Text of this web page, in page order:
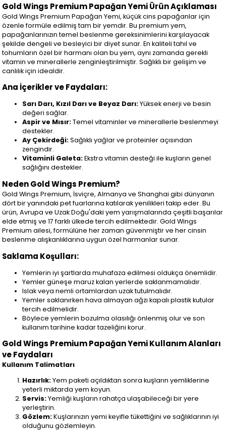
Gold Wings Premium Papağan Yemi Ürün Açıklaması
Gold Wings Premium Papağan Yemi, küçük cins papağanlar için
özenle formüle edilmiş tam bir yemdir. Bu premium yem,
papağanlarınızın temel beslenme gereksinimlerini karşılayacak
şekilde dengeli ve besleyici bir diyet sunar. En kaliteli tahıl ve
tohumların özel bir harmanı olan bu yem, aynı zamanda gerekli
vitamin ve minerallerle zenginleştirilmiştir. Sağlıklı bir gelişim ve
canlılık için idealdir.
Ana İçerikler ve Faydaları:
Sarı Darı, Kızıl Darı ve Beyaz Darı:Yüksek enerji ve besin
değeri sağlar.
Aspir ve Mısır:Temel vitaminler ve minerallerle beslenmeyi
destekler.
Ay Çekirdeği:Sağlıklı yağlar ve proteinler açısından
zengindir.
Vitaminli Galeta:Ekstra vitamin desteği ile kuşların genel
sağlığını destekler.
Neden Gold Wings Premium?
Gold Wings Premium, İsviçre, Almanya ve Shanghai gibi dünyanın
dört bir yanındaki pet fuarlarına katılarak yenilikleri takip eder. Bu
ürün, Avrupa ve Uzak Doğu'daki yem yarışmalarında çeşitli başarılar
elde etmiş ve 17 farklı ülkede tercih edilmektedir. Gold Wings
Premium ailesi, formülüne her zaman güvenmiştir ve her cinsin
beslenme alışkanlıklarına uygun özel harmanlar sunar.
Saklama Koşulları:
Yemlerin iyi şartlarda muhafaza edilmesi oldukça önemlidir.
Yemler güneşe maruz kalan yerlerde saklanmamalıdır.
Islak veya nemli ortamlardan uzak tutulmalıdır.
Yemler saklanırken hava almayan ağzı kapalı plastik kutular
tercih edilmelidir.
Böylece yemlerin bozulma olasılığı önlenmiş olur ve son
kullanım tarihine kadar tazeliğini korur.
Gold Wings Premium Papağan Yemi Kullanım Alanları
ve Faydaları
Kullanım Talimatları
Hazırlık:Yem paketi açıldıktan sonra kuşların yemliklerine
yeterli miktarda yem koyun.
Servis:Yemliği kuşların rahatça ulaşabileceği bir yere
yerleştirin.
Gözlem:Kuşlarınızın yemi keyifle tükettiğini ve sağlıklarının iyi
olduğunu gözlemleyin.